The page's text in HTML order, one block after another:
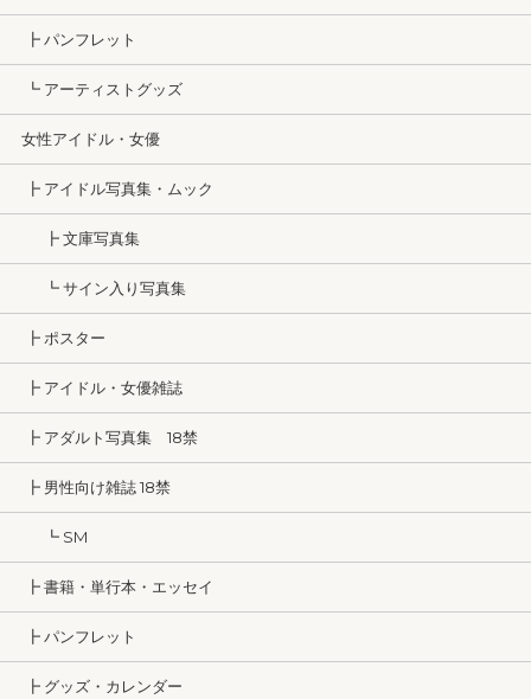
┣ パンフレット
┗ アーティストグッズ
女性アイドル・女優
┣ アイドル写真集・ムック
┣ 文庫写真集
┗ サイン入り写真集
┣ ポスター
┣ アイドル・女優雑誌
┣ アダルト写真集 18禁
┣ 男性向け雑誌 18禁
┗ SM
┣ 書籍・単行本・エッセイ
┣ パンフレット
┣ グッズ・カレンダー